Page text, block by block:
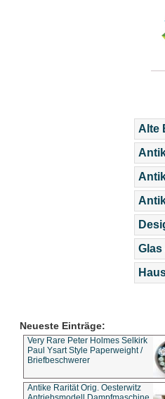
Alte
Glas
Neueste Einträge:
Very Rare Peter Holmes Selkirk
Paul Ysart Style Paperweight /
Briefbeschwerer
Antike Rarität Orig. Oesterwitz